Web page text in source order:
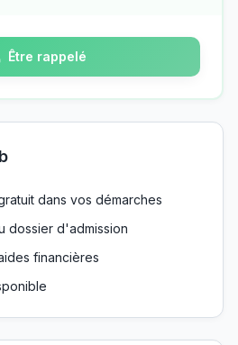
Être rappelé
dans vos démarches
dossier d'admission
financières